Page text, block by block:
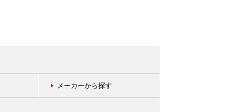
メーカーから探す